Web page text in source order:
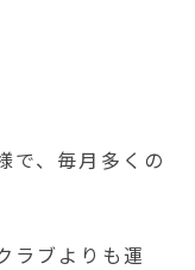
で、毎月多くの
ラブよりも運